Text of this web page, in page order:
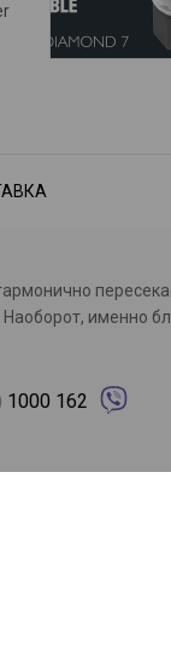
Наоборот,
1000 162